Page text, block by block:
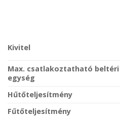
Kivitel
Max. csatlakoztatható beltéri
egység
Hűtőteljesítmény
Fűtőteljesítmény